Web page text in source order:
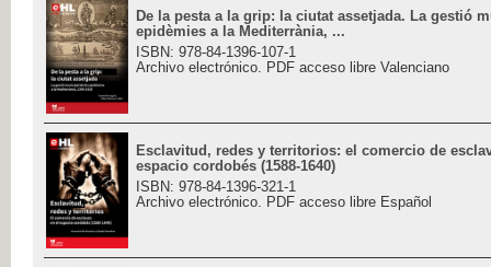
De la pesta a la grip: la ciutat assetjada. La gestió
epidèmies a la Mediterrània, ...
ISBN: 978-84-1396-107-1
Archivo electrónico. PDF acceso libre Valenciano
Esclavitud, redes y territorios: el comercio de
espacio cordobés (1588-1640)
ISBN: 978-84-1396-321-1
Archivo electrónico. PDF acceso libre Español